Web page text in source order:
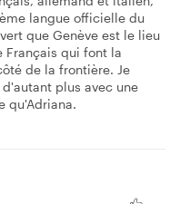
langue officielle du
que Genève est le lieu
qui font la
de la frontière. Je
plus avec une
qu'Adriana.